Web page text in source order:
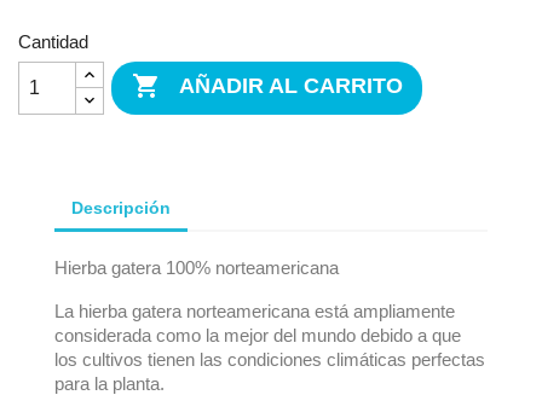
Cantidad
 AÑADIR AL CARRITO
Descripción
Hierba gatera 100% norteamericana
La hierba gatera norteamericana está ampliamente
considerada como la mejor del mundo debido a que
los cultivos tienen las condiciones climáticas perfectas
para la planta.